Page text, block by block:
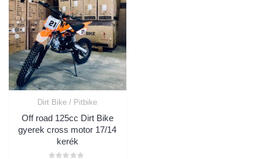
Dirt Bike / Pitbike
Off road 125cc Dirt Bike
gyerek cross motor 17/14
kerék